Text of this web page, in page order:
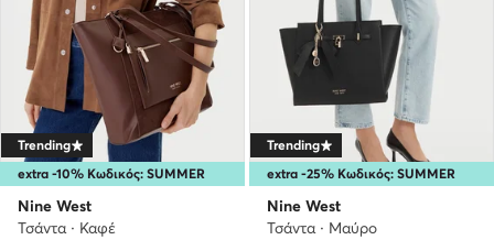
extra -10% Κωδικός: SUMMER
Trending
Nine West
Τσάντα · Καφέ
extra -25% Κωδικός: SUMMER
Trending
Nine West
Τσάντα · Μαύρο